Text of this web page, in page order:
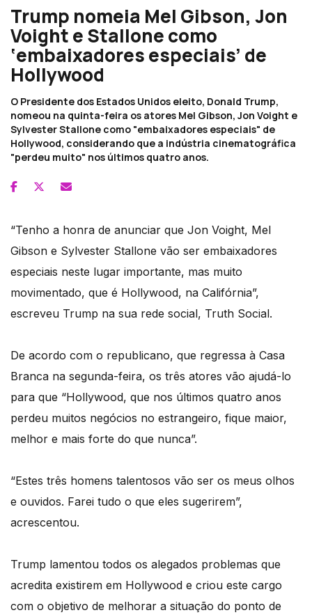
Trump nomeia Mel Gibson, Jon
Voight e Stallone como
‘embaixadores especiais’ de
Hollywood
O Presidente dos Estados Unidos eleito, Donald Trump,
nomeou na quinta-feira os atores Mel Gibson, Jon Voight e
Sylvester Stallone como "embaixadores especiais" de
Hollywood, considerando que a indústria cinematográfica
"perdeu muito" nos últimos quatro anos.
“Tenho a honra de anunciar que Jon Voight, Mel
Gibson e Sylvester Stallone vão ser embaixadores
especiais neste lugar importante, mas muito
movimentado, que é Hollywood, na Califórnia”,
escreveu Trump na sua rede social, Truth Social.
De acordo com o republicano, que regressa à Casa
Branca na segunda-feira, os três atores vão ajudá-lo
para que “Hollywood, que nos últimos quatro anos
perdeu muitos negócios no estrangeiro, fique maior,
melhor e mais forte do que nunca”.
“Estes três homens talentosos vão ser os meus olhos
e ouvidos. Farei tudo o que eles sugerirem”,
acrescentou.
Trump lamentou todos os alegados problemas que
acredita existirem em Hollywood e criou este cargo
com o objetivo de melhorar a situação do ponto de